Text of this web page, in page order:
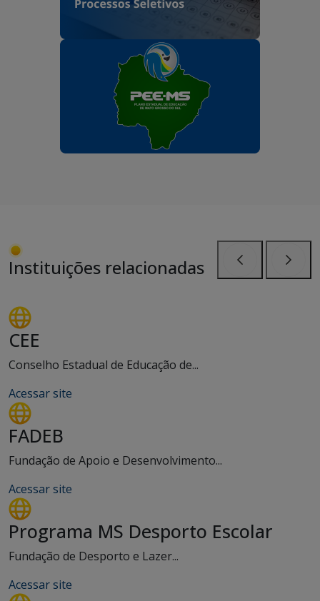
Instituições relacionadas
CEE
Conselho Estadual de Educação de...
Acessar site
FADEB
Fundação de Apoio e Desenvolvimento...
Acessar site
Programa MS Desporto Escolar
Fundação de Desporto e Lazer...
Acessar site